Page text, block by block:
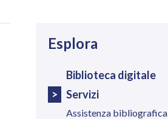
Esplora
Biblioteca digitale
Servizi
Assistenza bibliografica